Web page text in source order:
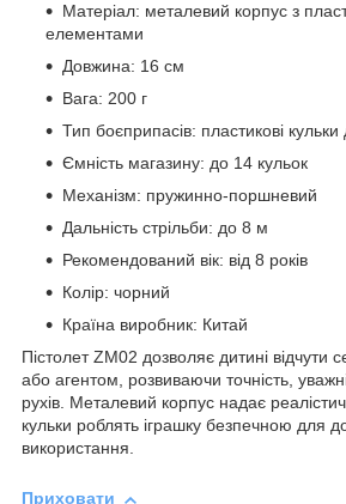
Матеріал: металевий корпус з
елементами
Довжина: 16 см
Вага: 200 г
Тип боєприпасів: пластикові
Ємність магазину: до 14 кульок
Механізм: пружинно-поршневий
Дальність стрільби: до 8 м
Рекомендований вік: від 8 років
Колір: чорний
Країна виробник: Китай
Пістолет ZM02 дозволяє дитині відчути
або агентом, розвиваючи точність,
рухів. Металевий корпус надає
кульки роблять іграшку безпечною для
використання.
Приховати